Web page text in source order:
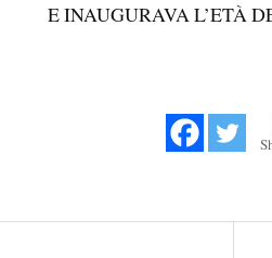
E INAUGURAVA L’ETÀ